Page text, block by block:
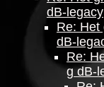
dB-legacy
Re: Het
dB-
Re:
g dB-